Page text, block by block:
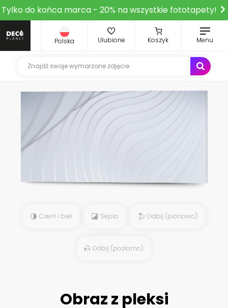
Tylko do końca marca - 20% na wszystkie fototapety!
Polska Ulubione Koszyk Menu
Czerń i biel Sepia Odbij (pionowo)
Odbij (poziomo)
Obraz z pleksi